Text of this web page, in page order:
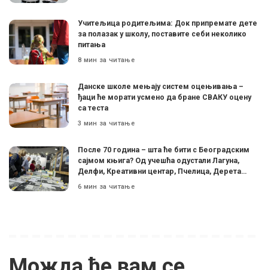
Учитељица родитељима: Док припремате дете
за полазак у школу, поставите себи неколико
питања
8 мин за читање
Данске школе мењају систем оцењивања –
ђаци ће морати усмено да бране СВАКУ оцену
са теста
3 мин за читање
После 70 година – шта ће бити с Београдским
сајмом књига? Од учешћа одустали Лагуна,
Делфи, Креативни центар, Пчелица, Дерета…
6 мин за читање